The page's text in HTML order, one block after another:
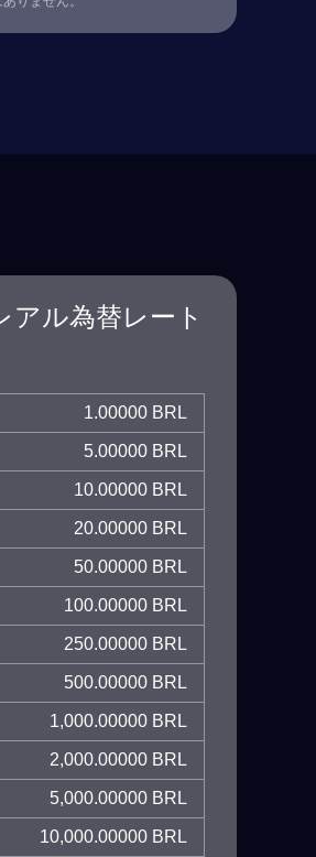
ル為替レート
1.00000 BRL
5.00000 BRL
10.00000 BRL
20.00000 BRL
50.00000 BRL
100.00000 BRL
250.00000 BRL
500.00000 BRL
1,000.00000 BRL
2,000.00000 BRL
5,000.00000 BRL
10,000.00000 BRL